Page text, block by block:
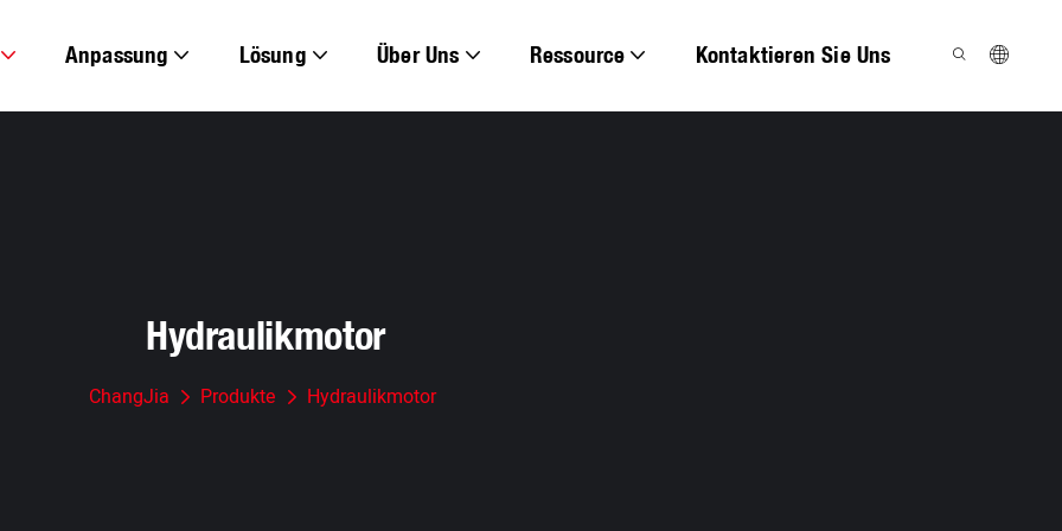
Anpassung Lösung Über Uns Ressource Kontaktieren Sie Uns
Hydraulikmotor
ChangJia Produkte Hydraulikmotor